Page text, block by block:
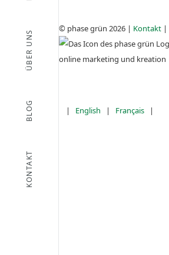
KONTAKT
BLOG
ÜBER UNS
© phase grün 2026 | Kontakt |
| English | Français |